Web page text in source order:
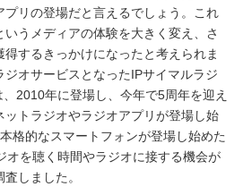
プリの登場だと言えるでしょう。これ
うメディアの体験を大きく変え、さ
するきっかけになったと考えられま
オサービスとなったIPサイマルラジ
2010年に登場し、今年で5周年を迎え
ットラジオやラジオアプリが登場し始
格的なスマートフォンが登場し始めた
オを聴く時間やラジオに接する機会が
しました。